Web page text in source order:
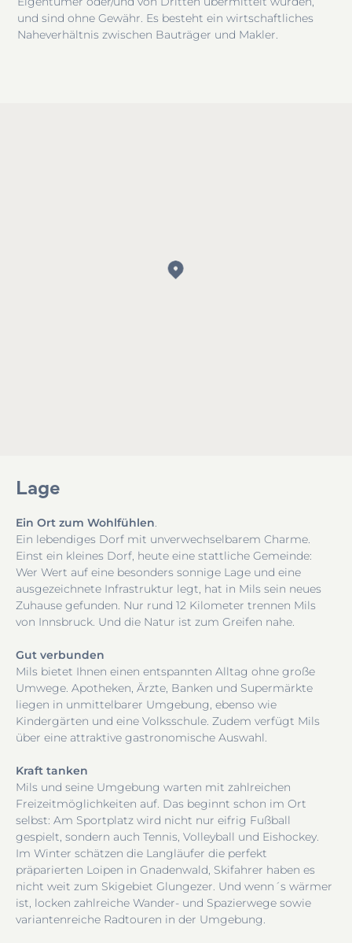
und sind ohne Gewähr. Es besteht ein wirtschaftliches
Naheverhältnis zwischen Bauträger und Makler.
Lage
Ein Ort zum Wohlfühlen
Ein lebendiges Dorf mit unverwechselbarem Charme.
Einst ein kleines Dorf, heute eine stattliche Gemeinde:
Wer Wert auf eine besonders sonnige Lage und eine
ausgezeichnete Infrastruktur legt, hat in Mils sein neues
Zuhause gefunden. Nur rund 12 Kilometer trennen Mils
von Innsbruck. Und die Natur ist zum Greifen nahe.
Gut verbunden
Mils bietet Ihnen einen entspannten Alltag ohne große
Umwege. Apotheken, Ärzte, Banken und Supermärkte
liegen in unmittelbarer Umgebung, ebenso wie
Kindergärten und eine Volksschule. Zudem verfügt Mils
über eine attraktive gastronomische Auswahl.
Kraft tanken
Mils und seine Umgebung warten mit zahlreichen
Freizeitmöglichkeiten auf. Das beginnt schon im Ort
selbst: Am Sportplatz wird nicht nur eifrig Fußball
gespielt, sondern auch Tennis, Volleyball und Eishockey.
Im Winter schätzen die Langläufer die perfekt
präparierten Loipen in Gnadenwald, Skifahrer haben es
nicht weit zum Skigebiet Glungezer. Und wenn´s wärmer
ist, locken zahlreiche Wander- und Spazierwege sowie
variantenreiche Radtouren in der Umgebung.